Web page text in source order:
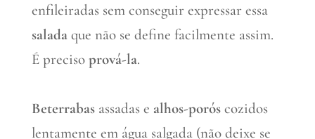
enfileiradas sem conseguir expressar essa
saladaque não se define facilmente assim.
É preciso prová-la.
Beterrabasassadas e alhos-poróscozidos
lentamente em água salgada (não deixe se